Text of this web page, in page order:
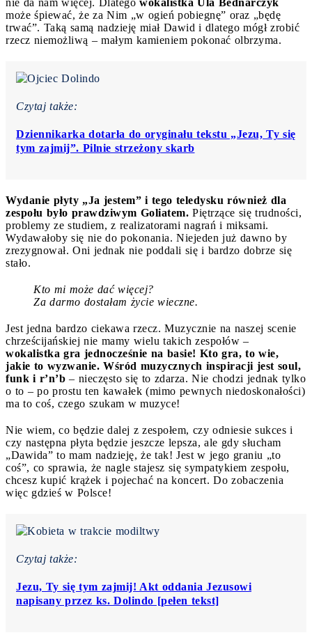
może śpiewać, że za Nim „w ogień pobiegnę” oraz „będę
trwać”. Taką samą nadzieję miał Dawid i dlatego mógł zrobić
rzecz niemożliwą – małym kamieniem pokonać olbrzyma.
Czytaj także:
Dziennikarka dotarła do oryginału tekstu „Jezu, Ty się
tym zajmij”. Pilnie strzeżony skarb
Wydanie płyty „Ja jestem” i tego teledysku również dla
zespołu było prawdziwym Goliatem. Piętrzące się trudności,
problemy ze studiem, z realizatorami nagrań i miksami.
Wydawałoby się nie do pokonania. Niejeden już dawno by
zrezygnował. Oni jednak nie poddali się i bardzo dobrze się
stało.
Kto mi może dać więcej?
Za darmo dostałam życie wieczne.
Jest jedna bardzo ciekawa rzecz. Muzycznie na naszej scenie
chrześcijańskiej nie mamy wielu takich zespołów –
wokalistka gra jednocześnie na basie! Kto gra, to wie,
jakie to wyzwanie. Wśród muzycznych inspiracji jest soul,
funk i r’n’b – nieczęsto się to zdarza. Nie chodzi jednak tylko
o to – po prostu ten kawałek (mimo pewnych niedoskonałości)
ma to coś, czego szukam w muzyce!
Nie wiem, co będzie dalej z zespołem, czy odniesie sukces i
czy następna płyta będzie jeszcze lepsza, ale gdy słucham
„Dawida” to mam nadzieję, że tak! Jest w jego graniu „to
coś”, co sprawia, że nagle stajesz się sympatykiem zespołu,
chcesz kupić krążek i pojechać na koncert. Do zobaczenia
więc gdzieś w Polsce!
Czytaj także:
Jezu, Ty się tym zajmij! Akt oddania Jezusowi
napisany przez ks. Dolindo [pełen tekst]